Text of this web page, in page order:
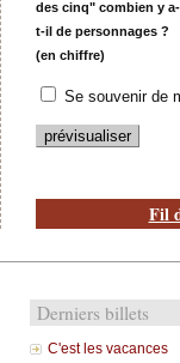
des cinq" combien y a-
t-il de personnages ?
(en chiffre)
Se souvenir de
Fil
Derniers billets
C'est les vacances